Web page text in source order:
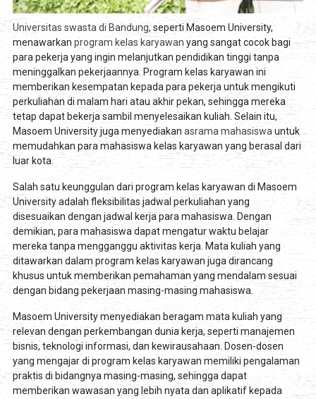
Universitas swasta di Bandung, seperti Masoem University,
menawarkan program kelas karyawan yang sangat cocok bagi
para pekerja yang ingin melanjutkan pendidikan tinggi tanpa
meninggalkan pekerjaannya. Program kelas karyawan ini
memberikan kesempatan kepada para pekerja untuk mengikuti
perkuliahan di malam hari atau akhir pekan, sehingga mereka
tetap dapat bekerja sambil menyelesaikan kuliah. Selain itu,
Masoem University juga menyediakan asrama mahasiswauntuk
memudahkan para mahasiswa kelas karyawan yang berasal dari
luar kota.
Salah satu keunggulan dari program kelas karyawan di Masoem
University adalah fleksibilitas jadwal perkuliahan yang
disesuaikan dengan jadwal kerja para mahasiswa. Dengan
demikian, para mahasiswa dapat mengatur waktu belajar
mereka tanpa mengganggu aktivitas kerja. Mata kuliah yang
ditawarkan dalam program kelas karyawan juga dirancang
khusus untuk memberikan pemahaman yang mendalam sesuai
dengan bidang pekerjaan masing-masing mahasiswa.
Masoem University menyediakan beragam mata kuliah yang
relevan dengan perkembangan dunia kerja, seperti manajemen
bisnis, teknologi informasi, dan kewirausahaan. Dosen-dosen
yang mengajar di program kelas karyawan memiliki pengalaman
praktis di bidangnya masing-masing, sehingga dapat
memberikan wawasan yang lebih nyata dan aplikatif kepada